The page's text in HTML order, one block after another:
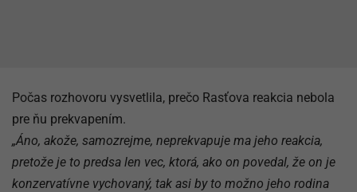
Počas rozhovoru vysvetlila, prečo Rasťova reakcia nebola
pre ňu prekvapením.
„Áno, akože, samozrejme, neprekvapuje ma jeho reakcia,
pretože je to predsa len vec, ktorá, ako on povedal, že on je
konzervatívne vychovaný, tak asi by to možno jeho rodina